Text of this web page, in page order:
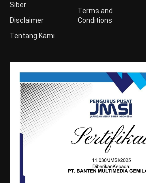
Siber
Disclaimer
Tentang Kami
Terms and
Conditions